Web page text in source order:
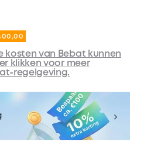
kosten van Bebat kunnen
klikken voor meer
regelgeving.